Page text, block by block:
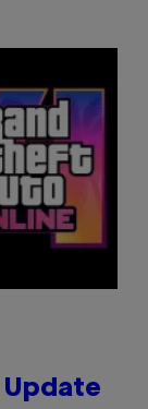
Update